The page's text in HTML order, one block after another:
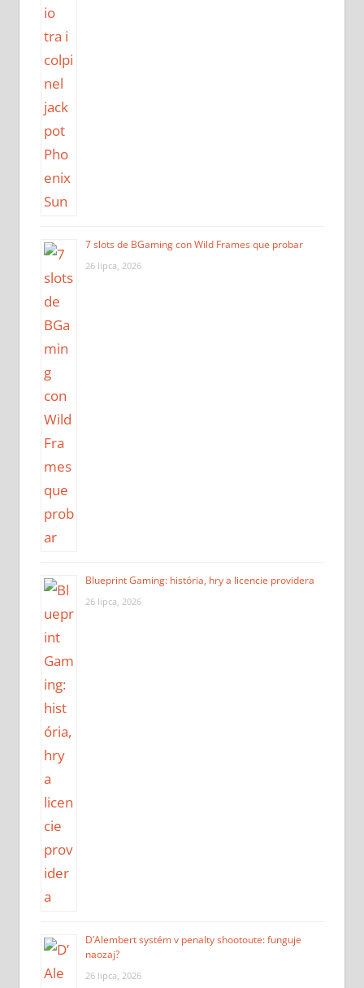
7 slots de BGaming con Wild Frames que probar
26 lipca, 2026
Blueprint Gaming: história, hry a licencie providera
26 lipca, 2026
D’Alembert systém v penalty shootoute: funguje
naozaj?
26 lipca, 2026